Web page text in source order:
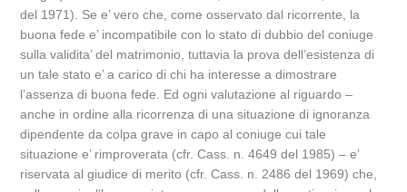
del 1971). Se e’ vero che, come osservato dal ricorrente, la
buona fede e’ incompatibile con lo stato di dubbio del coniuge
sulla validita’ del matrimonio, tuttavia la prova dell’esistenza di
un tale stato e’ a carico di chi ha interesse a dimostrare
l’assenza di buona fede. Ed ogni valutazione al riguardo –
anche in ordine alla ricorrenza di una situazione di ignoranza
dipendente da colpa grave in capo al coniuge cui tale
situazione e’ rimproverata (cfr. Cass. n. 4649 del 1985) – e’
riservata al giudice di merito (cfr. Cass. n. 2486 del 1969) che,